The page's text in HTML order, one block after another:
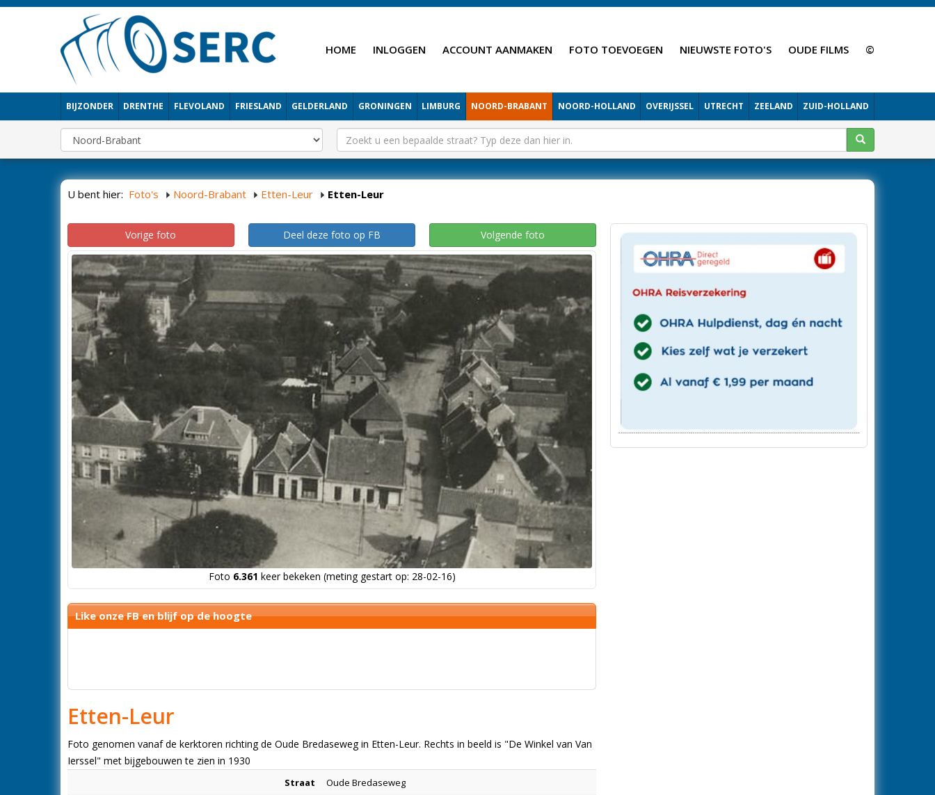
HOME INLOGGEN ACCOUNT AANMAKEN FOTO TOEVOEGEN NIEUWSTE FOTO'S OUDE FILMS ©
BIJZONDER DRENTHE FLEVOLAND FRIESLAND GELDERLAND GRONINGEN LIMBURG NOORD-BRABANT NOORD-HOLLAND OVERIJSSEL UTRECHT ZEELAND ZUID-HOLLAND
U bent hier: Foto's Noord-Brabant Etten-Leur Etten-Leur
Vorige foto Deel deze foto op FB Volgende foto
Foto 6.361 keer bekeken (meting gestart op: 28-02-16)
Like onze FB en blijf op de hoogte
Etten-Leur
Foto genomen vanaf de kerktoren richting de Oude Bredaseweg in Etten-Leur. Rechts in beeld is "De Winkel van Van
Ierssel" met bijgebouwen te zien in 1930
Straat Oude Bredaseweg